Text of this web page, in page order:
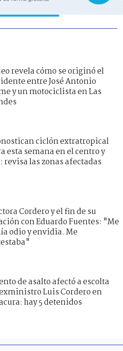
revela cómo se originó el
entre José Antonio
y un motociclista en Las
ciclón extratropical
esta semana en el centro y
revisa las zonas afectadas
Cordero y el fin de su
con Eduardo Fuentes: "Me
odio y envidia. Me
de asalto afectó a escolta
Luis Cordero en
hay 5 detenidos